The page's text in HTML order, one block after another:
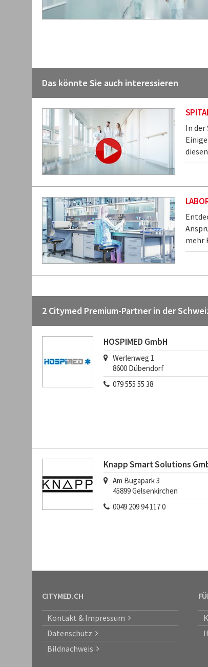
Das könnte Sie auch interessieren
In
mehr
2 Citymed Premium-Partner in der
HOSPIMED GmbH
Werlenweg 1
8600 Dübendorf
079 555 55 38
Knapp Smart Solutions
Am Bugapark 3
45899Gelsenkirchen
0049 209 94 117 0
CITYMED.CH
Kontakt & Impressum
Datenschutz
Bildnachweis